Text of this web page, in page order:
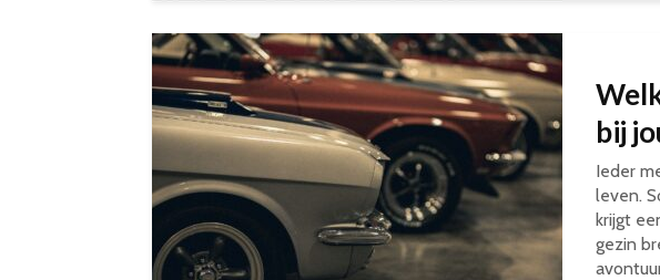
bij
Ieder
leven.
krijgt
gezin